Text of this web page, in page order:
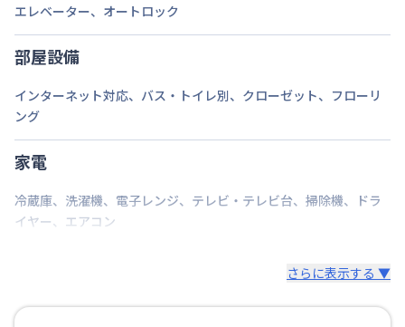
交通
西鉄天神大牟田線
駐車場
次回更新日
情報更新日 2026年7月23日
エレベーター、 オートロック
部屋設備
インターネット対応、 バス・トイレ別、 クローゼット、 フローリ
ング
家電
冷蔵庫、 洗濯機、 電子レンジ、 テレビ・テレビ台、 掃除機、
ドラ
イヤー、 エアコン
さらに表示する ▼